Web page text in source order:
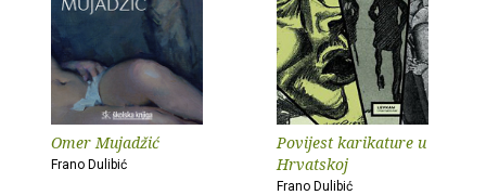
Omer Mujadžić
Frano Dulibić
Povijest karikature u
Hrvatskoj
Frano Dulibić